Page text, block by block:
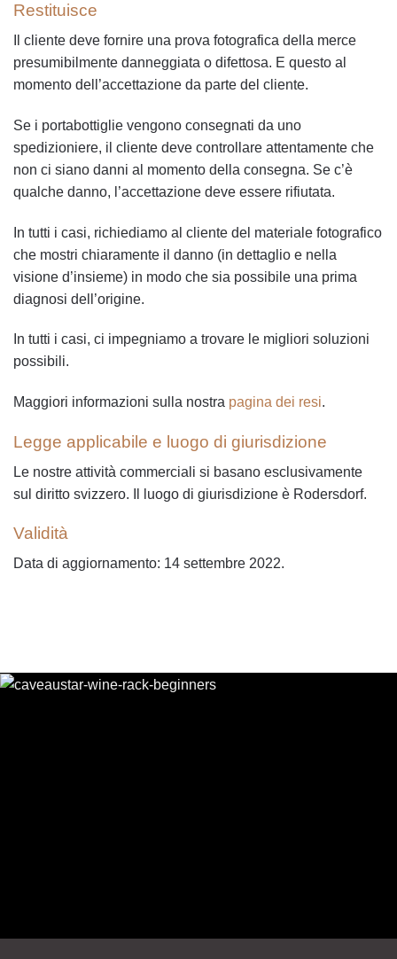
Restituisce
Il cliente deve fornire una prova fotografica della merce
presumibilmente danneggiata o difettosa. E questo al
momento dell’accettazione da parte del cliente.
Se i portabottiglie vengono consegnati da uno
spedizioniere, il cliente deve controllare attentamente che
non ci siano danni al momento della consegna. Se c’è
qualche danno, l’accettazione deve essere rifiutata.
In tutti i casi, richiediamo al cliente del materiale fotografico
che mostri chiaramente il danno (in dettaglio e nella
visione d’insieme) in modo che sia possibile una prima
diagnosi dell’origine.
In tutti i casi, ci impegniamo a trovare le migliori soluzioni
possibili.
Maggiori informazioni sulla nostra pagina dei resi.
Legge applicabile e luogo di giurisdizione
Le nostre attività commerciali si basano esclusivamente
sul diritto svizzero. Il luogo di giurisdizione è Rodersdorf.
Validità
Data di aggiornamento: 14 settembre 2022.